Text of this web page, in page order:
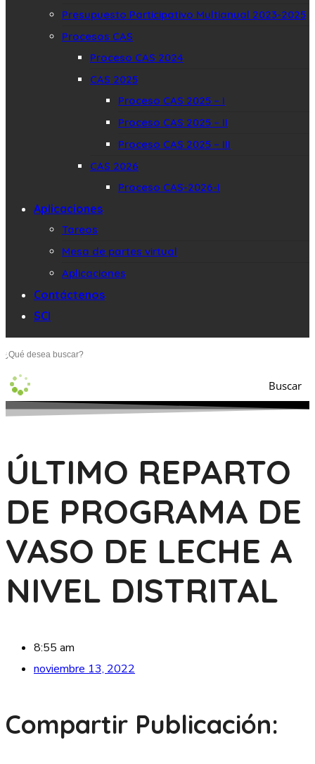
Presupuesto Participativo Multianual 2023-2025
Procesos CAS
Proceso CAS 2024
CAS 2025
Proceso CAS 2025 – I
Proceso CAS 2025 – II
Proceso CAS 2025 – III
CAS 2026
Proceso CAS-2026-I
Aplicaciones
Tareos
Mesa de partes virtual
Aplicaciones
Contáctenos
SCI
Buscar
ÚLTIMO REPARTO
DE PROGRAMA DE
VASO DE LECHE A
NIVEL DISTRITAL
8:55 am
noviembre 13, 2022
Compartir Publicación: